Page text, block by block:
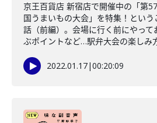
京王百貨店 新宿店で開催中の「第
国うまいもの大会」を特集！とい
話（前編）。会場に行く前にやっ
ぶポイントなど…駅弁大会の楽しみ
2022.01.17|00:20:09